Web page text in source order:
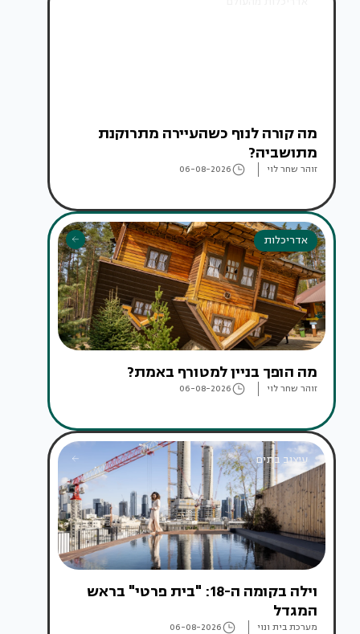
מה קורה לנוף כשהעיירה מתרוקנת
מתושביה?
זוהר שחר לוי 06-08-2026
אדריכלות
מה הופך בניין למטורף באמת?
זוהר שחר לוי 06-08-2026
עיצוב בתים
וילה בקומה ה-18: "בית פרטי" בראש
המגדל
מערכת בית ונוי 06-08-2026